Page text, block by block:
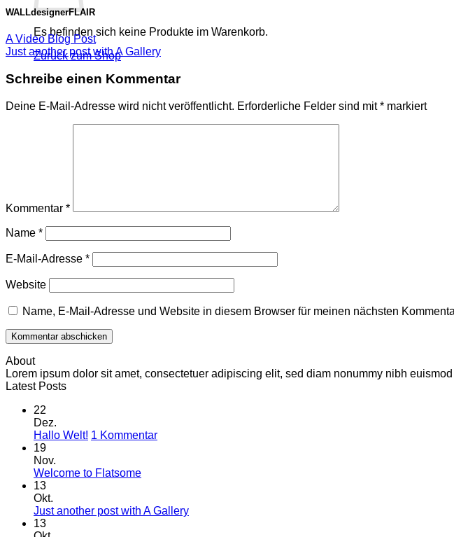
Es befinden sich keine Produkte im Warenkorb.
Zurück zum Shop
WALLdesignerFLAIR
A Video Blog Post
Just another post with A Gallery
Schreibe einen Kommentar
Deine E-Mail-Adresse wird nicht veröffentlicht. Erforderliche Felder sind mit* markiert
Kommentar *
Name *
E-Mail-Adresse *
Website
Name, E-Mail-Adresse und Website in diesem Browser für meinen nächsten
About
Lorem ipsum dolor sit amet, consectetuer adipiscing elit, sed diam nonummy nibh
Latest Posts
22
Dez.
Hallo Welt! 1 Kommentarzu
19
Nov.
Welcome to FlatsomeKeine
Welcome
13
Okt.
Just another post with A GalleryKeine
13